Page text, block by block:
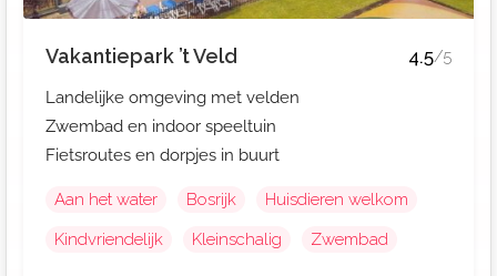
Vakantiepark ’t Veld 4.5/5
Landelijke omgeving met velden
Zwembad en indoor speeltuin
Fietsroutes en dorpjes in buurt
Aan het water Bosrijk
Huisdieren welkom
Kindvriendelijk
Kleinschalig Zwembad